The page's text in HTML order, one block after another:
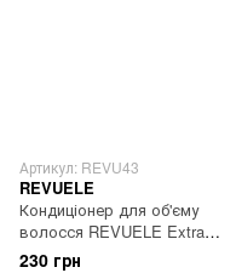
Артикул: REVU43
REVUELE
Кондиціонер для об'єму
волосся REVUELE Extra
Volume Conditioner
230 грн